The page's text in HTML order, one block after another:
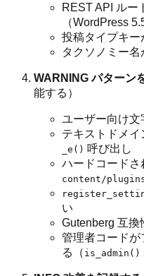
REST API ルー
（WordPress
投稿タイプキー
タクソノミー
WARNING パターン
能する）
ユーザー向け
テキストドメ
_e() 呼び出し
ハードコードさ
content/
い
Gutenberg 互換
管理者コードが
る（ is_admin()